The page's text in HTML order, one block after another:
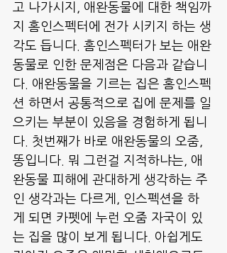
고 나가시지, 애완동물에 대한 책임까
지 홈인스펙터에 전가 시키지 하는 생
각도 듭니다. 홈인스펙터가 보는 애완
동물로 인한 문제점은 다음과 같습니
다. 애완동물을 기르는 집은 홈인스펙
션 하면서 공통적으로 집에 문제를 일
으키는 부분이 있음을 경험하게 됩니
다. 첫번째가 바로 애완동물의 오줌,
똥입니다. 뭐 그런걸 지적하냐는, 애
완동물 피해에 관대하게 생각하는 주
인 생각과는 다르게, 인스펙션을 하
게 되면 카펫에 누런 오줌 자국이 있
는 집을 많이 보게 됩니다. 아쉽게도